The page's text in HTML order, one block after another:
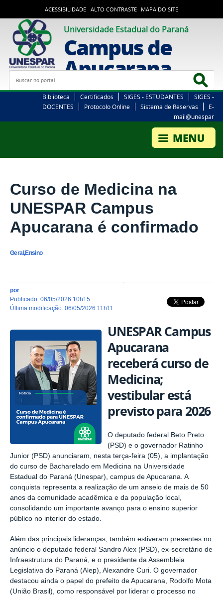
ACESSIBILIDADE ALTO CONTRASTE MAPA DO SITE
Universidade Estadual do Paraná
Campus de
Apucarana
Busca
Biblioteca Certificados SIGES - ESTUDANTES
SIGES -
DOCENTES
Protocolo Online Sistema de Reservas
E-
mail@unespar
Curso de Medicina na
UNESPAR Campus
Apucarana é confirmado
Geral,Ensino
por
publicado: 06/05/2026 10h15
última modificação: 06/05/2026 11h11
UNESPAR Campus
Apucarana
receberá curso de
Medicina;
vestibular está
previsto para 2026
O deputado federal Beto Preto
(PSD) e o governador Ratinho
Junior (PSD) anunciaram, nesta terça-feira (05), a implantação
do curso de Bacharelado em Medicina na Universidade
Estadual do Paraná (Unespar), campus de Apucarana. A
conquista representa a realização de um anseio de mais de 50
anos da comunidade acadêmica e da população local,
consolidando um importante avanço para o ensino superior
público no interior do estado.
Além das principais lideranças, também estiveram presentes no
anúncio o deputado federal Sandro Alex (PSD), ex-secretário de
Infraestrutura do Paraná, e o presidente da Assembleia
Legislativa do Paraná (Alep), Alexandre Curi. O governador
destacou ainda o papel do prefeito de Apucarana, Rodolfo Mota
(União Brasil), como responsável por liderar o processo no